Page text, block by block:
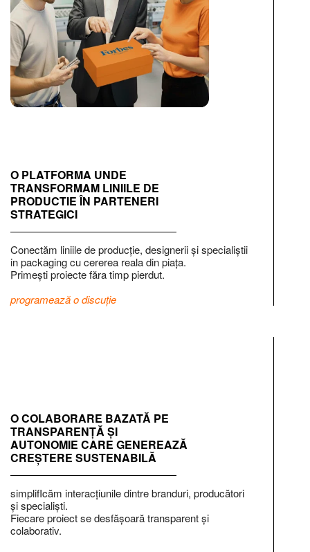
O PLATFORMA UNDE
TRANSFORMAM LINIILE DE
PRODUCTIE ÎN PARTENERI
STRATEGICI
Conectăm liniile de producție, designerii și specialiștii
in packaging cu cererea reala din piața.
Primești proiecte făra timp pierdut.
programează o discuție
O COLABORARE BAZATĂ PE
TRANSPARENȚĂ ȘI
AUTONOMIE CARE GENEREAZĂ
CREȘTERE SUSTENABILĂ
simplifIcăm interacțiunile dintre branduri, producători
și specialiști.
Fiecare proiect se desfășoară transparent și
colaborativ.